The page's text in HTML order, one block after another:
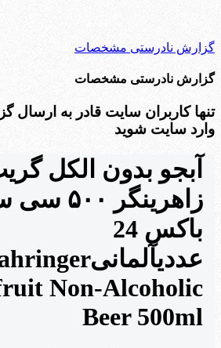
گزارش نادرستی مشخصات
گزارش نادرستی مشخصات
تنها کاربران سایت قادر به ارسال
وارد سایت شوید
آبجو بدون الکل
زاهرینگر
باکس 24
عددیآلمانی
Non-Alcoholic
Beer 500ml